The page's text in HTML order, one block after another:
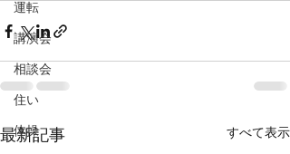
運転
講演会
相談会
住い
体操
最新記事 すべて表示